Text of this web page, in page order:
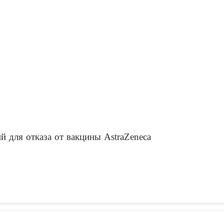
отказа от вакцины AstraZeneca